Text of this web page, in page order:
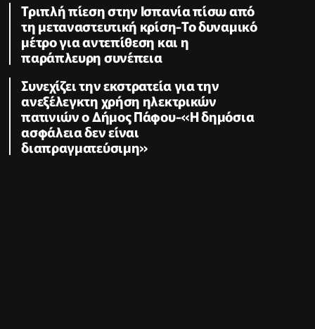
Τριπλή πίεση στην Ισπανία πίσω από
τη μεταναστευτική κρίση-Το δυναμικό
μέτρο για αντεπίθεση και η
παράπλευρη συνέπεια
Συνεχίζει την εκστρατεία για την
ανεξέλεγκτη χρήση ηλεκτρικών
πατινιών ο Δήμος Πάφου-«Η δημόσια
ασφάλεια δεν είναι
διαπραγματεύσιμη»